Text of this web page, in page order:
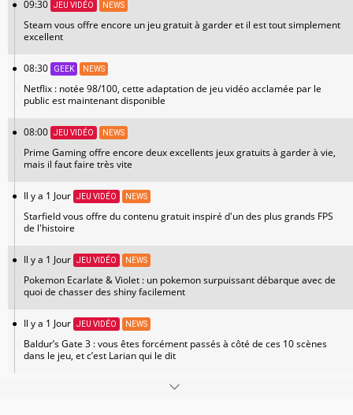
09:30 JEU VIDÉO NEWS
Steam vous offre encore un jeu gratuit à garder et il est tout simplement
excellent
08:30 GEEK NEWS
Netflix : notée 98/100, cette adaptation de jeu vidéo acclamée par le
public est maintenant disponible
08:00 JEU VIDÉO NEWS
Prime Gaming offre encore deux excellents jeux gratuits à garder à vie,
mais il faut faire très vite
Il y a 1 Jour JEU VIDÉO NEWS
Starfield vous offre du contenu gratuit inspiré d'un des plus grands FPS
de l'histoire
Il y a 1 Jour JEU VIDÉO NEWS
Pokemon Ecarlate & Violet : un pokemon surpuissant débarque avec de
quoi de chasser des shiny facilement
Il y a 1 Jour JEU VIDÉO NEWS
Baldur’s Gate 3 : vous êtes forcément passés à côté de ces 10 scènes
dans le jeu, et c’est Larian qui le dit